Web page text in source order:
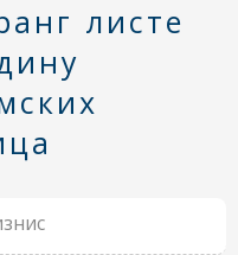
листе